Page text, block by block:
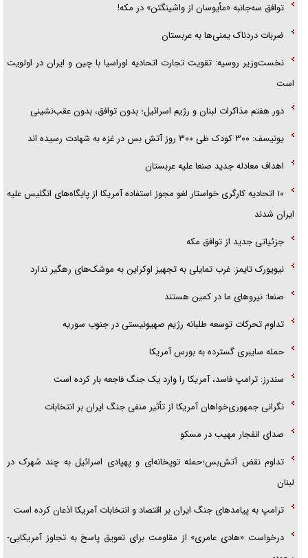
توافق سه‌جانبه «مأیوسان از واشینگتن» در مکه!
ضربات دردناک یمنی‌ها به عربستان
نخست‌وزیر روسیه:‌ تقویت تجارت اتحادیه اوراسیا با چین و ایران در اولویت
است
دور هفتم مذاکرات لبنان و رژیم اسرائیل؛ بدون توافق، بدون عقب‌نشینی
یونیسف: ۳۰۰ کودک طی ۳۰۰ روز آتش بس در غزه به شهادت رسیده اند
اهداف معادله جدید صنعا علیه عربستان
۱۰ اتحادیه کارگری خواستار لغو مجوز استفاده آمریکا از پایگاه‌های انگلیس علیه
ایران شدند
جزئیاتی جدید از توافق مکه
نیویورک تایمز: غرب تمایلی به تجهیز اوکراین به موشک‌های رهگیر ندارد
صنعا: نیروهای ما در کمین‌ هستند
تداوم تحرکات توسعه طلبانه رژیم صهیونیستی در جنوب سوریه
حمله سایبری گسترده به بورس آمریکا
سندرز: ترامپ فاسد، آمریکا را وارد یک جنگ فاجعه بار کرده است
نگرانی جمهوری‌خواهان آمریکا از تأثیر منفی جنگ ایران بر انتخابات
صدای انفجار مهیب در مسکو
تداوم نقض آتش‌بس؛حمله توپخانه‌ای و پهپادی اسرائیل به چند شهرک در
لبنان
ترامپ به پیامدهای جنگ ایران بر اقتصاد و انتخابات آمریکا اذعان کرده است
درخواست «هادی عامری» از مقاومت برای تعویق پاسخ به تجاوز آمریکایی-